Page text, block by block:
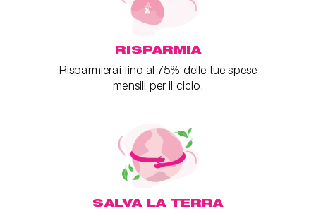
RISPARMIA
Risparmierai fino al 75% delle tue spese
mensili per il ciclo.
SALVA LA TERRA